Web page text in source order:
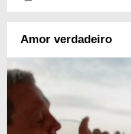
Amor verdadeiro